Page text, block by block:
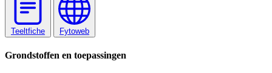
Teeltfiche Fytoweb
Grondstoffen en toepassingen